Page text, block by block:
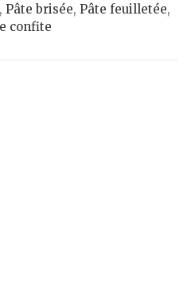
,Pâte brisée,Pâte feuilletée,
confite